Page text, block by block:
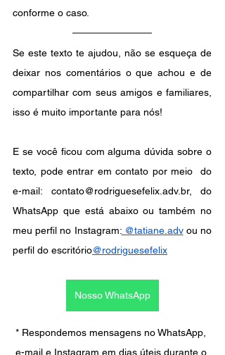
conforme o caso.
Se este texto te ajudou, não se esqueça de
deixar nos comentários o que achou e de
compartilhar com seus amigos e familiares,
isso é muito importante para nós!
E se você ficou com alguma dúvida sobre o
texto, pode entrar em contato por meio  do
e-mail: contato@rodriguesefelix.adv.br, do
WhatsApp que está abaixo ou também no
meu perfil no Instagram: @tatiane.adv ou no
perfil do escritório@rodriguesefelix
Nosso WhatsApp
* Respondemos mensagens no WhatsApp,
e-mail e Instagram em dias úteis durante o